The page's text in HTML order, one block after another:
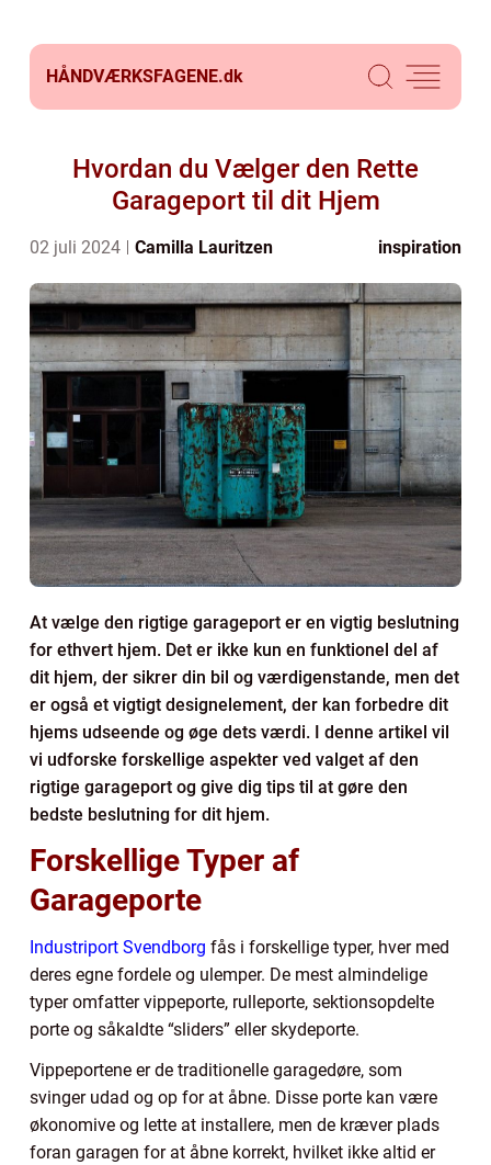
HÅNDVÆRKSFAGENE.dk
Hvordan du Vælger den Rette
Garageport til dit Hjem
02 juli 2024 Camilla Lauritzen inspiration
At vælge den rigtige garageport er en vigtig beslutning
for ethvert hjem. Det er ikke kun en funktionel del af
dit hjem, der sikrer din bil og værdigenstande, men det
er også et vigtigt designelement, der kan forbedre dit
hjems udseende og øge dets værdi. I denne artikel vil
vi udforske forskellige aspekter ved valget af den
rigtige garageport og give dig tips til at gøre den
bedste beslutning for dit hjem.
Forskellige Typer af
Garageporte
Industriport Svendborg fås i forskellige typer, hver med
deres egne fordele og ulemper. De mest almindelige
typer omfatter vippeporte, rulleporte, sektionsopdelte
porte og såkaldte “sliders” eller skydeporte.
Vippeportene er de traditionelle garagedøre, som
svinger udad og op for at åbne. Disse porte kan være
økonomive og lette at installere, men de kræver plads
foran garagen for at åbne korrekt, hvilket ikke altid er